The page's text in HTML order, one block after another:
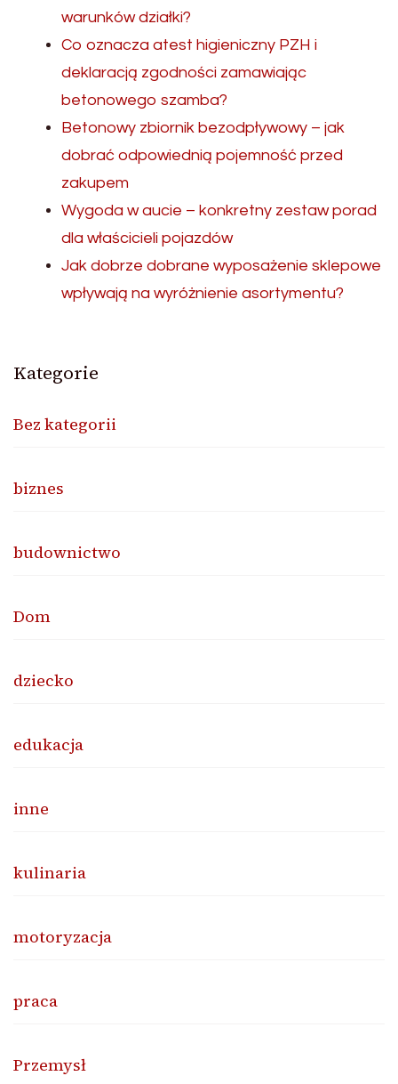
warunków działki?
Co oznacza atest higieniczny PZH i
deklaracją zgodności zamawiając
betonowego szamba?
Betonowy zbiornik bezodpływowy – jak
dobrać odpowiednią pojemność przed
zakupem
Wygoda w aucie – konkretny zestaw porad
dla właścicieli pojazdów
Jak dobrze dobrane wyposażenie sklepowe
wpływają na wyróżnienie asortymentu?
Kategorie
Bez kategorii
biznes
budownictwo
Dom
dziecko
edukacja
inne
kulinaria
motoryzacja
praca
Przemysł